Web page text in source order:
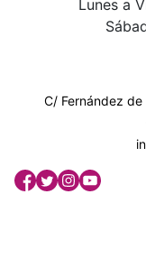
Lunes a
C/ Fernández